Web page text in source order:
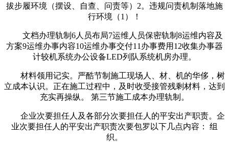
拔步履环境（摆设、自查、问责等）2。违规问责机制落地施
行环境（1）！
文档办理轨制6人员布局7运维人员保密轨制8运维内容及
方案9运维办事内容10运维办事交付11办事费用12收集办事器
计较机系统办公设备LED列队系统机房办理。
材料领用记实。严酷节制施工现场人、材、机的华侈，树
立成本认识。正在施工过程中，及时收受接管残剩材料，达到
充实再操纵。 第三节施工成本办理轨制。
企业次要担任人及各部分次要担任人的平安出产职责。企
业次要担任人的平安出产职责次要包罗以下几点内容： 组
织。